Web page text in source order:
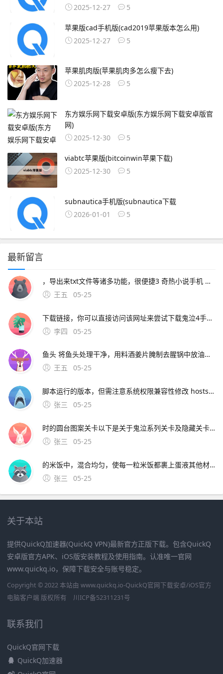
2025-12-27
5
苹果版cad手机版(cad2019苹果版本怎么用)
2025-12-27
5
苹果肌肉版(苹果肌肉多怎么瘦下去)
2025-12-28
5
东方娱乐网下载安卓版(东方娱乐网下载安卓版官
网)
2025-12-30
5
viabtc苹果版(bitcoinwin苹果下载)
2025-12-30
5
subnautica手机版(subnautica下载
2026-01-01
5
最新留言
，导出来txt文件等诸多功能，很便捷3 奇热小说手机 软件类型安卓APP 软件介绍奇热小说分销系统是一款功能丰富的手机阅读阅读器，海量免费全。4云中书城 v20Android简介 软件介绍中国最大的正版电
王五
05-25
下载链接，你可以直接访问该网址来尝试下载鬼泣4手机版请注意，下载和安装应用时，请确保你的手机处于安全的网络环境，并从官方或信誉良好的第三方应用。鬼泣巅峰之战手游
李四
05-25
鱼头 将鱼头处理干净，用料酒姜片腌制去腥锅中放油，将鱼头两面煎至微黄，加入足够的水和姜片葱段料酒盐等调料，大火烧开后转小火炖煮待鱼头炖至熟透，加入大量的香菜，煮沸几分钟后即可出锅这道菜汤汁鲜美，香菜的香气使鱼肉更加鲜嫩香菜炒饭 准备好剩饭，
王五
05-25
脚本运行的版本，但需注意系统权限兼容性修改 hosts 文件通过屏蔽广。在手机火狐浏览器中屏蔽广告插件，可通过开启“阻止弹出窗口”功能实现，具体步骤如下打开应用并进入菜单先打开火狐浏览器应用，点击右下角的三图标
张三
05-25
时的圆台图案关卡以下是关于鬼泣系列关卡及隐藏关卡的详细信息手机版鬼泣4通血宫模式位置初始可见两种难度简单难度新手适用和普通难度通关普通难度后，血宫模式解锁血宫模式；截止到2020年6月，鬼泣4并未在手机上发售，所以手机版的鬼泣4是下载不到的，可以选择其他已发售
张三
05-25
的米饭中，混合均匀，使每一粒米饭都裹上蛋液其他材料姜丝肉末酱油盐油炒制肉末热锅下油，待油温适中后，放入姜丝和肉末肉末炒至变色，这一步可以增加炒饭的香气和口感调味肉末变色后，加入。
张三
05-25
关于本站
提供QuickQ加速器(QuickQ VPN)最新官方正版下载。包含QuickQ
安卓版官方APK、iOS版安装教程及使用指南。认准唯一官网
www.quickq.io，保障下载安全与账号稳定。
Copyright © 2022 本站由 www.quickq.io-QuickQ官网下载安卓/iOS官方
电脑客户端 版权所有
川ICP备52311231号
联系我们
QuickQ官网下载
QuickQ加速器